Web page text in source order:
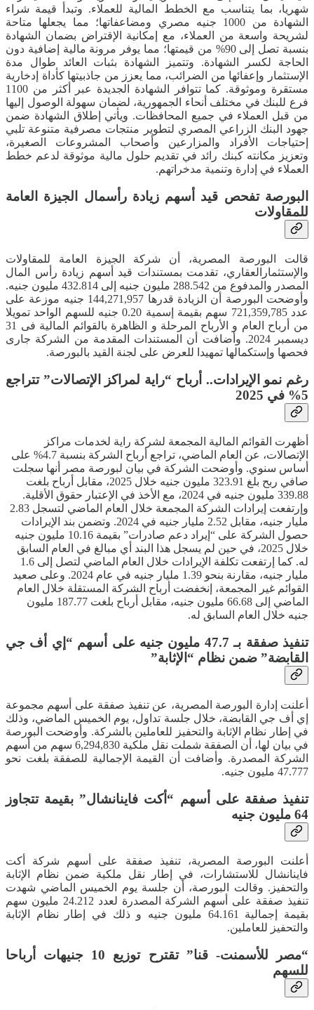
شهريا، بما يتناسب مع الخطط المالية للعملاء. وتبدأ قيمة شراء
الشهادة من 1000 جنيه مصري ومضاعفاتها؛ مما يجعلها متاحة
لشريحة واسعة من العملاء، مع إمكانية الإقتراض بضمان الشهادة
بنسبة تصل إلى 90% من قيمتها؛ مما يوفر مرونة مالية إضافية دون
الحاجة لكسر الشهادة. وتتميز الشهادة بثبات العائد طوال مدة
الإستثمار وإعفائها من الضرائب، مما يعزز من جاذبيتها كأداة إدخارية
مستقرة وموثوقة. كما تتوافر الشهادة الجديدة عبر أكثر من 1100
فرع للبنك في مختلف أنحاء الجمهورية، لضمان سهولة الوصول إليها
من قبل العملاء في جميع المحافظات. ويأتي إطلاق الشهادة ضمن
جهود البنك الزراعي المصري لتطوير منتجات مصرفية متنوعة تلبي
إحتياجات الأفراد والمزارعين وأصحاب المشروعات الصغيرة،
وتعزيز مكانته كبنك رائد في تقديم حلول مالية موثوقة لدعم خطط
العملاء في إدارة وتنمية مدخراتهم.
البورصة تفحص قيد أسهم زيادة رأسمال الجيزة العامة
للمقاولات
قالت البورصة المصرية، أن شركة الجيزة العامة للمقاولات
والإستثمارالعقاري، تقدمت بمستندات قيد أسهم زيادة رأس المال
المصدر والمدفوع من 288.542 مليون جنيه إلى 432.814 مليون جنيه.
وأوضحت البورصة أن الزيادة قدرها 144,271,957 جنيه موزعة على
عدد 721,359,785 سهم بقيمة إسمية 0.20 جنيه للسهم الواحد تمويلا
من أرباح العام و الأرباح المرحلة و الظاهرة بالقوائم المالية فى 31
ديسمبر 2024. وأضافت أن المستندات المقدمة من الشركة جارى
فحصها وإستكمالها تمهيدا للعرض على لجنة القيد بالبورصة.
رغم نمو الإيرادات.. أرباح “راية لمراكز الإتصالات” تتراجع
5% في 2025
أظهرت القوائم المالية المجمعة لشركة راية لخدمات مراكز
الإتصالات، عن العام الماضي، تراجع أرباح الشركة بنسبة 4.7% على
أساس سنوي. وأوضحت الشركة في بيان لبورصة مصر أنها سجلت
صافي ربح بلغ 323.91 مليون جنيه خلال 2025، مقابل أرباح بلغت
339.88 مليون جنيه في 2024، مع الأخذ في الإعتبار حقوق الأقلية.
وإرتفعت إيرادات الشركة المجمعة خلال العام الماضي لتسجل 2.83
مليار جنيه، مقابل 2.52 مليار جنيه في 2024. وتضمن بند الإيرادات
حصول الشركة على “إيراد دعم صادرات” بقيمة 10.16 مليون جنيه
خلال 2025، في حين لم يسجل هذا البند أي مبالغ في العام السابق
له. كما إرتفعت تكلفة الإيرادات خلال العام الماضي لتصل إلى 1.6
مليار جنيه، مقارنة بنحو 1.39 مليار جنيه في عام 2024. وعلى صعيد
القوائم غير المجمعة، إنخفضت أرباح الشركة المستقلة خلال العام
الماضي إلى 66.68 مليون جنيه، مقابل أرباح بلغت 187.77 مليون
جنيه خلال العام السابق له.
تنفيذ صفقة بـ 47.7 مليون جنيه على أسهم “إي أف جي
القابضة” ضمن نظام “الإثابة”
أعلنت إدارة البورصة المصرية، عن تنفيذ صفقة على أسهم مجموعة
إي أف جي القابضة، خلال جلسة تداول، يوم الخميس الماضي، وذلك
في إطار نظام الإثابة والتحفيز للعاملين بالشركة. وأوضحت البورصة
في بيان لها، أن الصفقة شملت نقل ملكية 6,294,830 سهم من أسهم
الشركة المصدرة. وأضافت أن القيمة الإجمالية للصفقة بلغت نحو
47.777 مليون جنيه.
تنفيذ صفقة على أسهم “أكت فاينانشال” بقيمة تتجاوز
64 مليون جنيه
أعلنت البورصة المصرية، تنفيذ صفقة على أسهم شركة أكت
فاينانشال للاستشارات، في إطار نقل ملكية ضمن نظام الإثابة
والتحفيز. وقالت البورصة، أن جلسة يوم الخميس الماضي شهدت
تنفيذ صفقة على أسهم الشركة المصدرة لعدد 24.212 مليون سهم
بقيمة إجمالية 64.161 مليون جنيه و ذلك في إطار نظام الإثابة
والتحفيز للعاملين.
“مصر للأسمنت- قنا” تقترح توزيع 10 جنيهات أرباحا
للسهم